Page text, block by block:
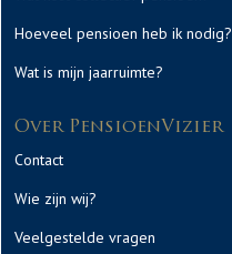
Hoeveel pensioen heb ik nodig?
Wat is mijn jaarruimte?
Over PensioenVizier
Contact
Wie zijn wij?
Veelgestelde vragen